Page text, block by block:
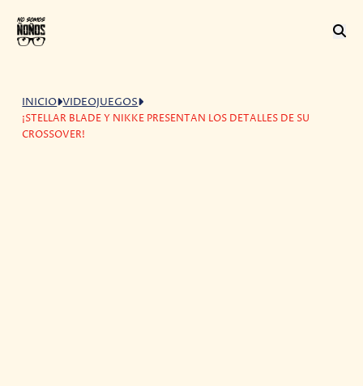
INICIO VIDEOJUEGOS
¡STELLAR BLADE Y NIKKE PRESENTAN LOS DETALLES DE SU
CROSSOVER!